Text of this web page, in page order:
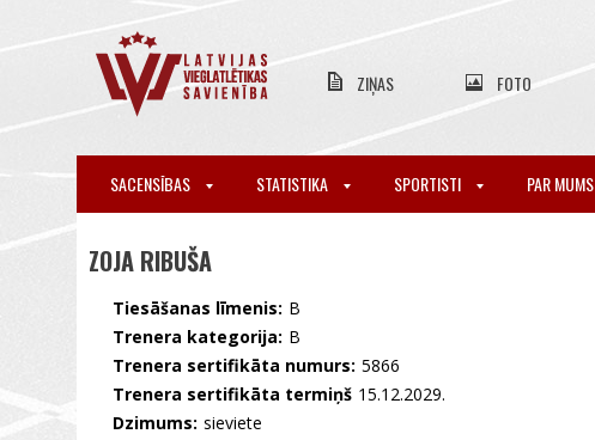
ZIŅAS FOTO
SACENSĪBAS STATISTIKA SPORTISTI PAR MUMS
ZOJA RIBUŠA
Tiesāšanas līmenis: B
Trenera kategorija: B
Trenera sertifikāta numurs: 5866
Trenera sertifikāta termiņš 15.12.2029.
Dzimums: sieviete